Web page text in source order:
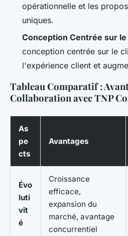
opérationnelle et les
uniques.
Conception Centrée sur
conception centrée sur le
l'expérience client et
Tableau Comparatif :
Collaboration avec TNP
As
pe
cts
Avantages
Évo
luti
vit
é
Croissance
efficace,
expansion du
marché, avantage
concurrentiel